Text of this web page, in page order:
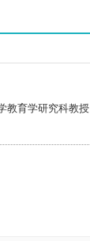
教育学研究科教